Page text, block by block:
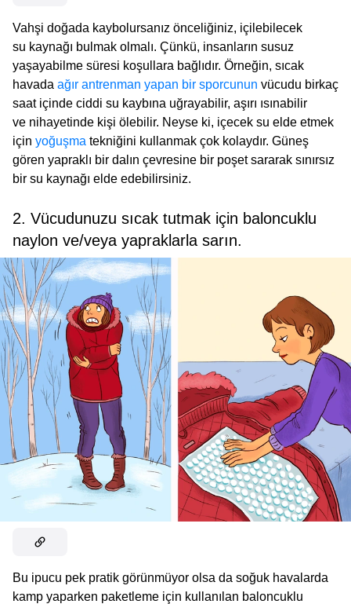
Vahşi doğada kaybolursanız önceliğiniz, içilebilecek
su kaynağı bulmak olmalı. Çünkü, insanların susuz
yaşayabilme süresi koşullara bağlıdır. Örneğin, sıcak
havada ağır antrenman yapan bir sporcunun vücudu birkaç
saat içinde ciddi su kaybına uğrayabilir, aşırı ısınabilir
ve nihayetinde kişi ölebilir. Neyse ki, içecek su elde etmek
için yoğuşma tekniğini kullanmak çok kolaydır. Güneş
gören yapraklı bir dalın çevresine bir poşet sararak sınırsız
bir su kaynağı elde edebilirsiniz.
2. Vücudunuzu sıcak tutmak için baloncuklu
naylon ve/veya yapraklarla sarın.
Bu ipucu pek pratik görünmüyor olsa da soğuk havalarda
kamp yaparken paketleme için kullanılan baloncuklu